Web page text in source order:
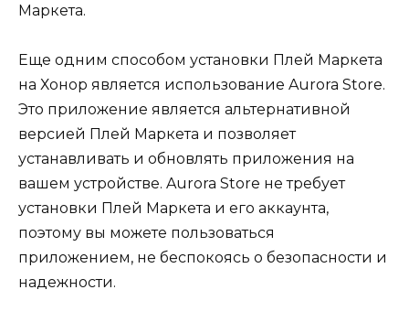
Маркета.
Еще одним способом установки Плей Маркета
на Хонор является использование Aurora Store.
Это приложение является альтернативной
версией Плей Маркета и позволяет
устанавливать и обновлять приложения на
вашем устройстве. Aurora Store не требует
установки Плей Маркета и его аккаунта,
поэтому вы можете пользоваться
приложением, не беспокоясь о безопасности и
надежности.